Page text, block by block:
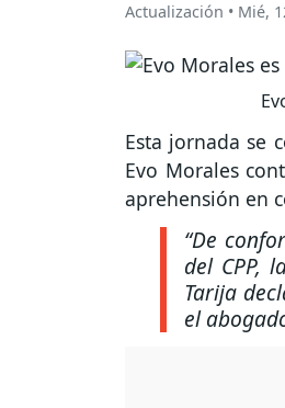
Actualización • Mié,
Esta jornada se
Evo Morales
aprehensión en
“De
del CPP,
Tarija
el